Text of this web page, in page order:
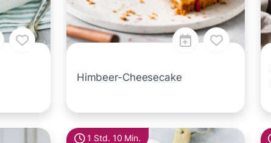
Himbeer-Cheesecake
1 Std. 10 Min.